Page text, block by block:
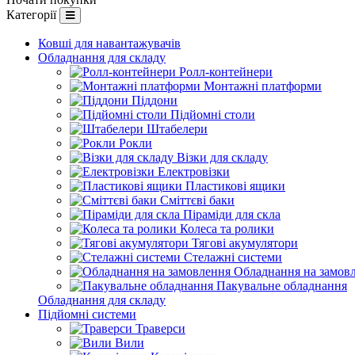
Категорії
Ковші для навантажувачів
Обладнання для складу
Ролл-контейнери
Монтажні платформи
Піддони
Підйомні столи
Штабелери
Рокли
Візки для складу
Електровізки
Пластикові ящики
Сміттєві баки
Піраміди для скла
Колеса та ролики
Тягові акумулятори
Стелажні системи
Обладнання на
Пакувальне обладнання
Обладнання для складу
Підйомні системи
Траверси
Вили